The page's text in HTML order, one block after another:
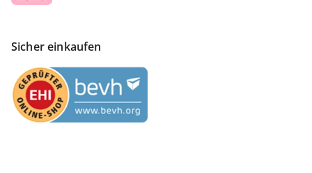
Sicher einkaufen